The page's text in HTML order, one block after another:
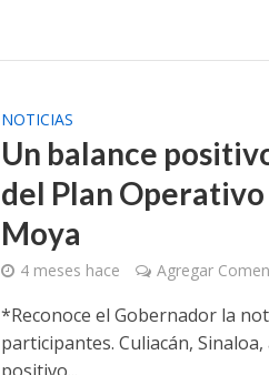
NOTICIAS
Un balance
del Plan Operativo
Moya
4 meses hace Agregar
*Reconoce el Gobernador la
participantes. Culiacán,